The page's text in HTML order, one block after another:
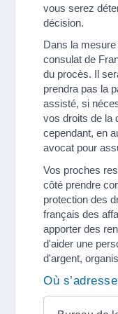
vous serez
décision.
Dans la
consulat de
du procès. Il
prendra pas la
assisté, si
vos droits de la
cependant, en
avocat pour
Vos proches
côté prendre
protection des
français des
apporter des
d'aider une
d'argent,
Où